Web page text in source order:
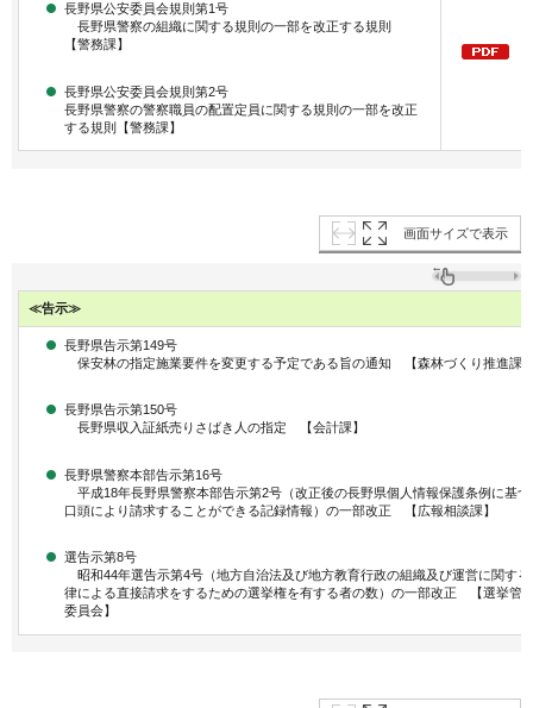
長野県公安委員会規則第1号
長野県警察の組織に関する規則の一部を改正する規則
【警務課】
長野県公安委員会規則第2号
長野県警察の警察職員の配置定員に関する規則の一部を改正
する規則【警務課】
画面サイズで表示
≪告示≫
長野県告示第149号
保安林の指定施業要件を変更する予定である旨の通知 【森林づくり推進課
長野県告示第150号
長野県収入証紙売りさばき人の指定 【会計課】
長野県警察本部告示第16号
平成18年長野県警察本部告示第2号（改正後の長野県個人情報保護条例に基づ
口頭により請求することができる記録情報）の一部改正 【広報相談課】
選告示第8号
昭和44年選告示第4号（地方自治法及び地方教育行政の組織及び運営に関する
律による直接請求をするための選挙権を有する者の数）の一部改正 【選挙管
委員会】